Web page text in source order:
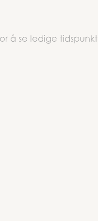
å se ledige tidspunkt